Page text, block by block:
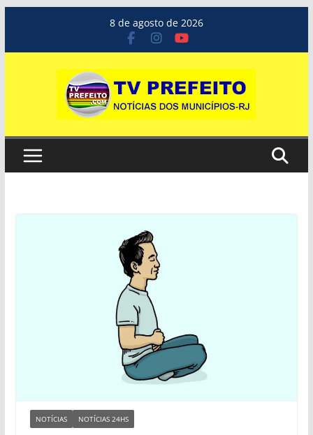
o
8 de agosto de 2026
NOTÍCIAS NOTÍCIAS 24HS